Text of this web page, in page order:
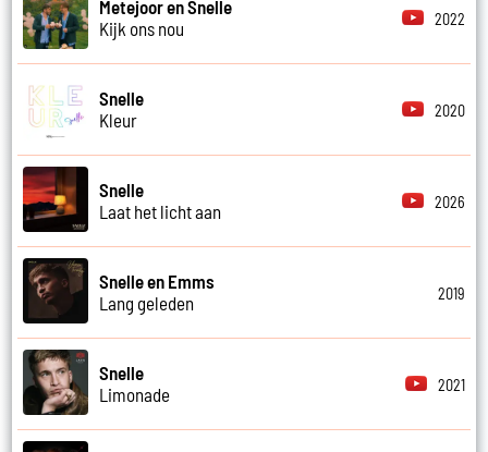
Metejoor en Snelle
Kijk ons nou
2022
Snelle
Kleur
2020
Snelle
Laat het licht aan
2026
Snelle en Emms
Lang geleden
2019
Snelle
Limonade
2021